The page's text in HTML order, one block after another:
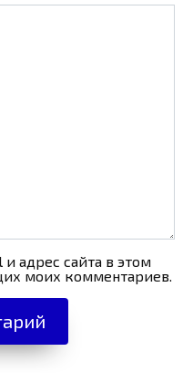
адрес сайта в этом
моих комментариев.